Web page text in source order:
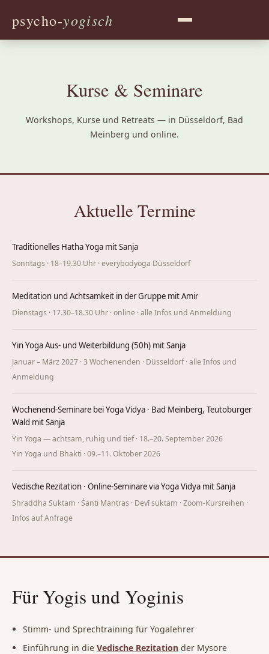
psycho-yogisch
Kurse & Seminare
Workshops, Kurse und Retreats — in Düsseldorf, Bad
Meinberg und online.
Aktuelle Termine
Traditionelles Hatha Yoga mit Sanja
Sonntags · 18–19.30 Uhr ·everybodyoga Düsseldorf
Meditation und Achtsamkeit in der Gruppe mit Amir
Dienstags · 17.30–18.30 Uhr · online ·alle Infos und Anmeldung
Yin Yoga Aus- und Weiterbildung (50h) mit Sanja
Januar – März 2027 · 3 Wochenenden · Düsseldorf ·alle Infos und
Anmeldung
Wochenend-Seminare bei Yoga Vidya · Bad Meinberg, Teutoburger
Wald mit Sanja
Yin Yoga — achtsam, ruhig und tief · 18.–20. September 2026
Yin Yoga und Bhakti · 09.–11. Oktober 2026
Vedische Rezitation · Online-Seminare via Yoga Vidya mit Sanja
Shraddha Suktam · Śanti Mantras · Devī suktam · Zoom-Kursreihen ·
Infos auf Anfrage
Für Yogis und Yoginis
Stimm- und Sprechtraining für Yogalehrer
Einführung in die Vedische Rezitation der Mysore